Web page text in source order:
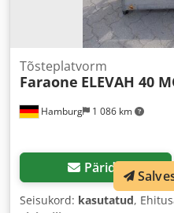
Hamburg 1 086 km
Tõsteplatvorm
Faraone ELEVAH 40
Pärida
Seisukord: kasutatud,